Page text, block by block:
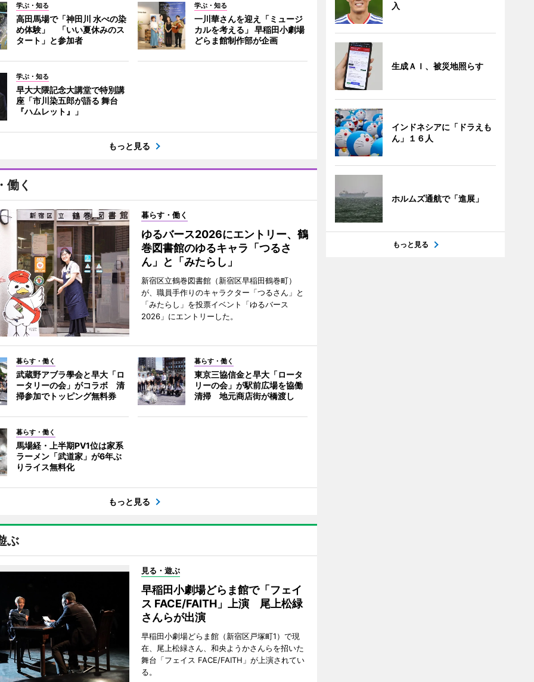
学ぶ・知る
高田馬場で「神田川 水べの染
め体験」 「いい夏休みのス
タート」と参加者
学ぶ・知る
一川華さんを迎え「ミュージ
カルを考える」 早稲田小劇場
どらま館制作部が企画
学ぶ・知る
早大大隈記念大講堂で特別講
座「市川染五郎が語る 舞台
『ハムレット』」
もっと見る
働く
暮らす・働く
ゆるバース2026にエントリー、鶴
巻図書館のゆるキャラ「つるさ
ん」と「みたらし」
新宿区立鶴巻図書館（新宿区早稲田鶴巻町）
が、職員手作りのキャラクター「つるさん」と
「みたらし」を投票イベント「ゆるバース
2026」にエントリーした。
暮らす・働く
武蔵野アブラ學会と早大「ロ
ータリーの会」がコラボ 清
掃参加でトッピング無料券
暮らす・働く
東京三協信金と早大「ロータ
リーの会」が駅前広場を協働
清掃 地元商店街が橋渡し
暮らす・働く
馬場経・上半期PV1位は家系
ラーメン「武道家」が6年ぶ
りライス無料化
もっと見る
ぶ
見る・遊ぶ
早稲田小劇場どらま館で「フェイ
ス FACE/FAITH」上演 尾上松緑
さんらが出演
早稲田小劇場どらま館（新宿区戸塚町1）で現
在、尾上松緑さん、和央ようかさんらを招いた
舞台「フェイス FACE/FAITH」が上演されてい
る。
入
生成ＡＩ、被災地照らす
インドネシアに「ドラえも
ん」１６人
ホルムズ通航で「進展」
もっと見る